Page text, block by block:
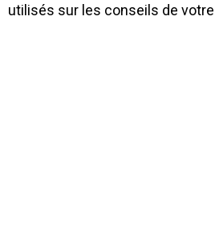
utilisés sur les conseils de